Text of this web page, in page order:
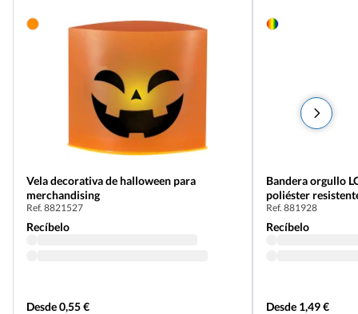
Vela decorativa de halloween para
merchandising
Ref. 8821527
Recíbelo
Desde 0,55 €
Bandera orgullo
poliéster
Ref. 881928
Recíbelo
Desde 1,49 €